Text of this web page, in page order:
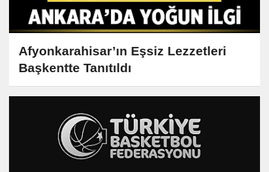
Afyonkarahisar’ın Eşsiz Lezzetleri
Başkentte Tanıtıldı